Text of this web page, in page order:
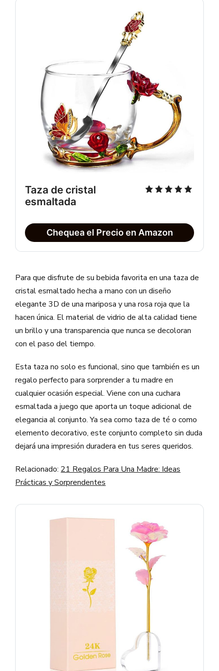
Taza de cristal
esmaltada
Chequea el Precio en Amazon
Para que disfrute de su bebida favorita en una taza de
cristal esmaltado hecha a mano con un diseño
elegante 3D de una mariposa y una rosa roja que la
hacen única. El material de vidrio de alta calidad tiene
un brillo y una transparencia que nunca se decoloran
con el paso del tiempo.
Esta taza no solo es funcional, sino que también es un
regalo perfecto para sorprender a tu madre en
cualquier ocasión especial. Viene con una cuchara
esmaltada a juego que aporta un toque adicional de
elegancia al conjunto. Ya sea como taza de té o como
elemento decorativo, este conjunto completo sin duda
dejará una impresión duradera en tus seres queridos.
Relacionado:21 Regalos Para Una Madre: Ideas
Prácticas y Sorprendentes